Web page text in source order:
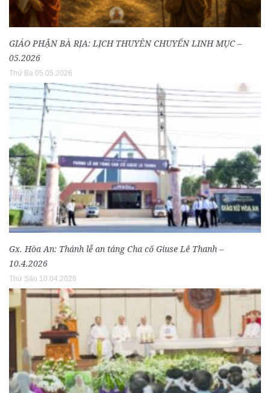
GIÁO PHẬN BÀ RỊA: LỊCH THUYÊN CHUYỂN LINH MỤC –
05.2026
Thứ Ba 05.05.2026
Gx. Hòa An: Thánh lễ an táng Cha cố Giuse Lê Thanh –
10.4.2026
Thứ Sáu 10.04.2026